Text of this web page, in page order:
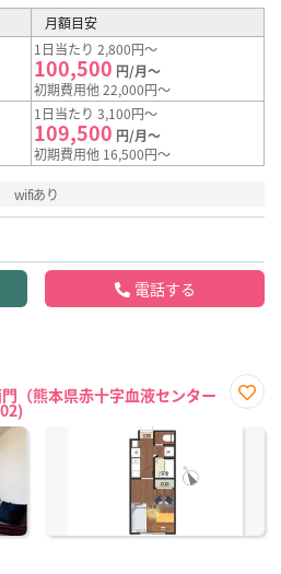
月額目安
1日当たり 2,800円～
100,500 円/月～
初期費用他 22,000円～
1日当たり 3,100円～
109,500 円/月～
初期費用他 16,500円～
wifiあり
電話する
（熊本県赤十字血液センター
に入